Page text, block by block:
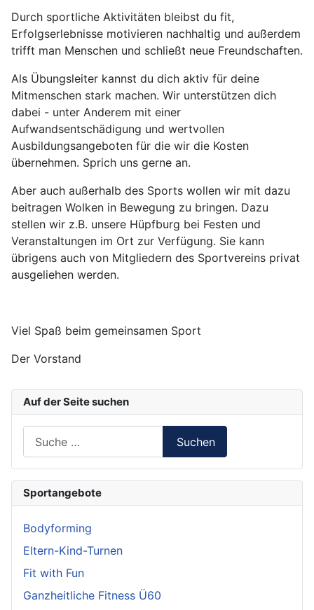
Auf der Seite suchen
Type 2 or more characters for results.
Suchen
Sportangebote
Bodyforming
Eltern-Kind-Turnen
Fit with Fun
Ganzheitliche Fitness Ü60
Durch sportliche Aktivitäten bleibst du fit,
Erfolgserlebnisse motivieren nachhaltig und außerdem
trifft man Menschen und schließt neue Freundschaften.
Als Übungsleiter kannst du dich aktiv für deine
Mitmenschen stark machen. Wir unterstützen dich
dabei - unter Anderem mit einer
Aufwandsentschädigung und wertvollen
Ausbildungsangeboten für die wir die Kosten
übernehmen. Sprich uns gerne an.
Aber auch außerhalb des Sports wollen wir mit dazu
beitragen Wolken in Bewegung zu bringen. Dazu
stellen wir z.B. unsere Hüpfburg bei Festen und
Veranstaltungen im Ort zur Verfügung. Sie kann
übrigens auch von Mitgliedern des Sportvereins privat
ausgeliehen werden.
Viel Spaß beim gemeinsamen Sport
Der Vorstand